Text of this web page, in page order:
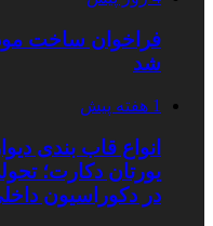
فراخوان ساخت
شد
1 هفته پیش
انواع قاب بندی
یورتان دکارت؛
در دکوراسیون